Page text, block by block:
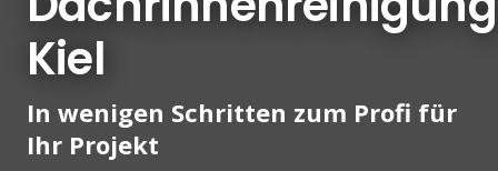
Kiel
In wenigen Schritten zum Profi für
Ihr Projekt